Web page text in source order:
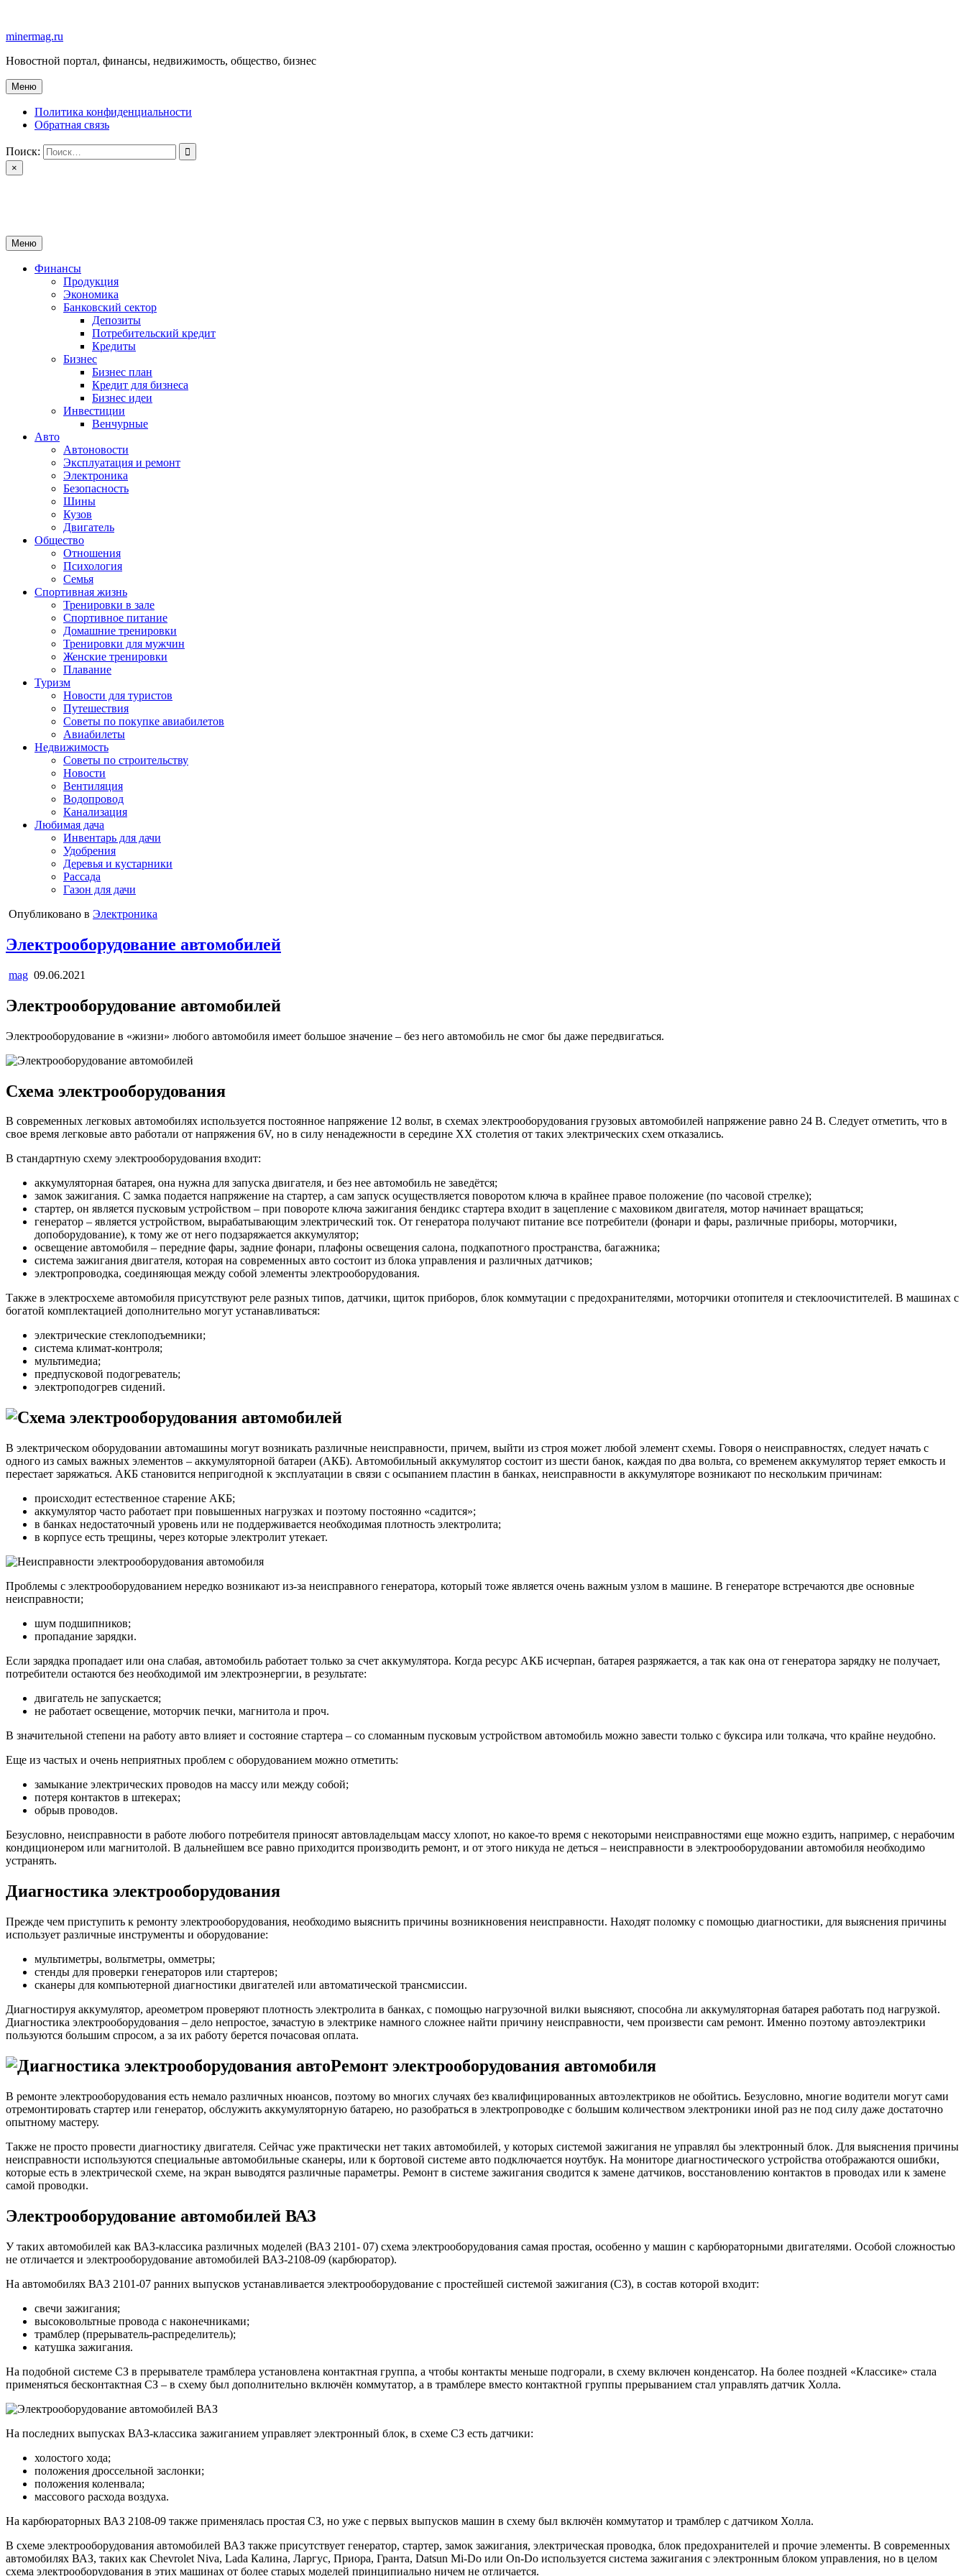
содержимому
minermag.ru
Новостной портал, финансы, недвижимость, общество, бизнес
Меню
Политика конфиденциальности
Обратная связь
Поиск:
×
Меню
Финансы
Продукция
Экономика
Банковский сектор
Депозиты
Потребительский кредит
Кредиты
Бизнес
Бизнес план
Кредит для бизнеса
Бизнес идеи
Инвестиции
Венчурные
Авто
Автоновости
Эксплуатация и ремонт
Электроника
Безопасность
Шины
Кузов
Двигатель
Общество
Отношения
Психология
Семья
Спортивная жизнь
Тренировки в зале
Спортивное питание
Домашние тренировки
Тренировки для мужчин
Женские тренировки
Плавание
Туризм
Новости для туристов
Путешествия
Советы по покупке авиабилетов
Авиабилеты
Недвижимость
Советы по строительству
Новости
Вентиляция
Водопровод
Канализация
Любимая дача
Инвентарь для дачи
Удобрения
Деревья и кустарники
Рассада
Газон для дачи
Опубликовано в Электроника
Электрооборудование автомобилей
mag 09.06.2021
Электрооборудование автомобилей
Электрооборудование в «жизни» любого автомобиля имеет большое значение – без него автомобиль не смог бы даже передвигаться.
Схема электрооборудования
В современных легковых автомобилях используется постоянное напряжение 12 вольт, в схемах электрооборудования грузовых автомобилей напряжение равно 24 В. Следует отметить, что в
свое время легковые авто работали от напряжения 6V, но в силу ненадежности в середине XX столетия от таких электрических схем отказались.
В стандартную схему электрооборудования входит:
аккумуляторная батарея, она нужна для запуска двигателя, и без нее автомобиль не заведётся;
замок зажигания. С замка подается напряжение на стартер, а сам запуск осуществляется поворотом ключа в крайнее правое положение (по часовой стрелке);
стартер, он является пусковым устройством – при повороте ключа зажигания бендикс стартера входит в зацепление с маховиком двигателя, мотор начинает вращаться;
генератор – является устройством, вырабатывающим электрический ток. От генератора получают питание все потребители (фонари и фары, различные приборы, моторчики,
допоборудование), к тому же от него подзаряжается аккумулятор;
освещение автомобиля – передние фары, задние фонари, плафоны освещения салона, подкапотного пространства, багажника;
система зажигания двигателя, которая на современных авто состоит из блока управления и различных датчиков;
электропроводка, соединяющая между собой элементы электрооборудования.
Также в электросхеме автомобиля присутствуют реле разных типов, датчики, щиток приборов, блок коммутации с предохранителями, моторчики отопителя и стеклоочистителей. В машинах с
богатой комплектацией дополнительно могут устанавливаться:
электрические стеклоподъемники;
система климат-контроля;
мультимедиа;
предпусковой подогреватель;
электроподогрев сидений.
В электрическом оборудовании автомашины могут возникать различные неисправности, причем, выйти из строя может любой элемент схемы. Говоря о неисправностях, следует начать с
одного из самых важных элементов – аккумуляторной батареи (АКБ). Автомобильный аккумулятор состоит из шести банок, каждая по два вольта, со временем аккумулятор теряет емкость и
перестает заряжаться. АКБ становится непригодной к эксплуатации в связи с осыпанием пластин в банках, неисправности в аккумуляторе возникают по нескольким причинам:
происходит естественное старение АКБ;
аккумулятор часто работает при повышенных нагрузках и поэтому постоянно «садится»;
в банках недостаточный уровень или не поддерживается необходимая плотность электролита;
в корпусе есть трещины, через которые электролит утекает.
Проблемы с электрооборудованием нередко возникают из-за неисправного генератора, который тоже является очень важным узлом в машине. В генераторе встречаются две основные
неисправности;
шум подшипников;
пропадание зарядки.
Если зарядка пропадает или она слабая, автомобиль работает только за счет аккумулятора. Когда ресурс АКБ исчерпан, батарея разряжается, а так как она от генератора зарядку не получает,
потребители остаются без необходимой им электроэнергии, в результате:
двигатель не запускается;
не работает освещение, моторчик печки, магнитола и проч.
В значительной степени на работу авто влияет и состояние стартера – со сломанным пусковым устройством автомобиль можно завести только с буксира или толкача, что крайне неудобно.
Еще из частых и очень неприятных проблем с оборудованием можно отметить:
замыкание электрических проводов на массу или между собой;
потеря контактов в штекерах;
обрыв проводов.
Безусловно, неисправности в работе любого потребителя приносят автовладельцам массу хлопот, но какое-то время с некоторыми неисправностями еще можно ездить, например, с нерабочим
кондиционером или магнитолой. В дальнейшем все равно приходится производить ремонт, и от этого никуда не деться – неисправности в электрооборудовании автомобиля необходимо
устранять.
Диагностика электрооборудования
Прежде чем приступить к ремонту электрооборудования, необходимо выяснить причины возникновения неисправности. Находят поломку с помощью диагностики, для выяснения причины
использует различные инструменты и оборудование:
мультиметры, вольтметры, омметры;
стенды для проверки генераторов или стартеров;
сканеры для компьютерной диагностики двигателей или автоматической трансмиссии.
Диагностируя аккумулятор, ареометром проверяют плотность электролита в банках, с помощью нагрузочной вилки выясняют, способна ли аккумуляторная батарея работать под нагрузкой.
Диагностика электрооборудования – дело непростое, зачастую в электрике намного сложнее найти причину неисправности, чем произвести сам ремонт. Именно поэтому автоэлектрики
пользуются большим спросом, а за их работу берется почасовая оплата.
Ремонт электрооборудования автомобиля
В ремонте электрооборудования есть немало различных нюансов, поэтому во многих случаях без квалифицированных автоэлектриков не обойтись. Безусловно, многие водители могут сами
отремонтировать стартер или генератор, обслужить аккумуляторную батарею, но разобраться в электропроводке с большим количеством электроники иной раз не под силу даже достаточно
опытному мастеру.
Также не просто провести диагностику двигателя. Сейчас уже практически нет таких автомобилей, у которых системой зажигания не управлял бы электронный блок. Для выяснения причины
неисправности используются специальные автомобильные сканеры, или к бортовой системе авто подключается ноутбук. На мониторе диагностического устройства отображаются ошибки,
которые есть в электрической схеме, на экран выводятся различные параметры. Ремонт в системе зажигания сводится к замене датчиков, восстановлению контактов в проводах или к замене
самой проводки.
Электрооборудование автомобилей ВАЗ
У таких автомобилей как ВАЗ-классика различных моделей (ВАЗ 2101- 07) схема электрооборудования самая простая, особенно у машин с карбюраторными двигателями. Особой сложностью
не отличается и электрооборудование автомобилей ВАЗ-2108-09 (карбюратор).
На автомобилях ВАЗ 2101-07 ранних выпусков устанавливается электрооборудование с простейшей системой зажигания (СЗ), в состав которой входит:
свечи зажигания;
высоковольтные провода с наконечниками;
трамблер (прерыватель-распределитель);
катушка зажигания.
На подобной системе СЗ в прерывателе трамблера установлена контактная группа, а чтобы контакты меньше подгорали, в схему включен конденсатор. На более поздней «Классике» стала
применяться бесконтактная СЗ – в схему был дополнительно включён коммутатор, а в трамблере вместо контактной группы прерыванием стал управлять датчик Холла.
На последних выпусках ВАЗ-классика зажиганием управляет электронный блок, в схеме СЗ есть датчики:
холостого хода;
положения дроссельной заслонки;
положения коленвала;
массового расхода воздуха.
На карбюраторных ВАЗ 2108-09 также применялась простая СЗ, но уже с первых выпусков машин в схему был включён коммутатор и трамблер с датчиком Холла.
В схеме электрооборудования автомобилей ВАЗ также присутствует генератор, стартер, замок зажигания, электрическая проводка, блок предохранителей и прочие элементы. В современных
автомобилях ВАЗ, таких как Chevrolet Niva, Lada Калина, Ларгус, Приора, Гранта, Datsun Mi-Do или On-Do используется система зажигания с электронным блоком управления, но в целом
схема электрооборудования в этих машинах от более старых моделей принципиально ничем не отличается.